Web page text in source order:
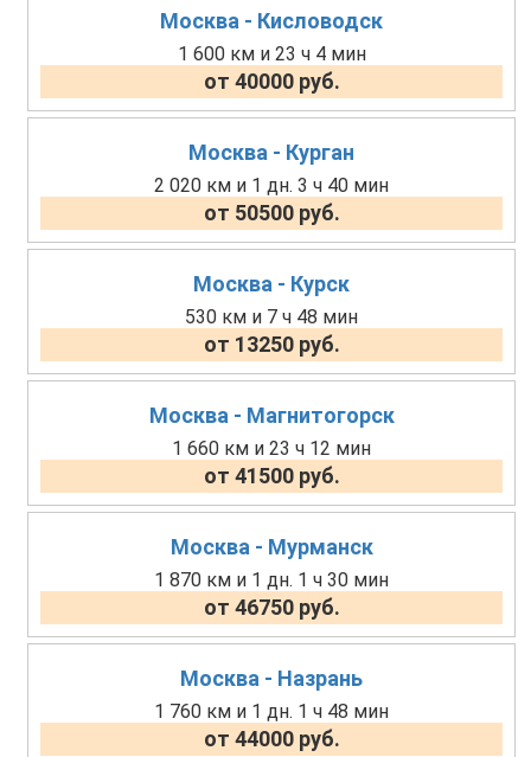
Москва - Кисловодск
1 600 км и 23 ч 4 мин
от 40000 руб.
Москва - Курган
2 020 км и 1 дн. 3 ч 40 мин
от 50500 руб.
Москва - Курск
530 км и 7 ч 48 мин
от 13250 руб.
Москва - Магнитогорск
1 660 км и 23 ч 12 мин
от 41500 руб.
Москва - Мурманск
1 870 км и 1 дн. 1 ч 30 мин
от 46750 руб.
Москва - Назрань
1 760 км и 1 дн. 1 ч 48 мин
от 44000 руб.